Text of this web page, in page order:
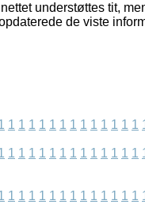
understøttes tit,
de viste
1 1 1 1 1 1 1 1 1 1 1 1 1
1 1 1 1 1 1 1 1 1 1 1 1 1
1 1 1 1 1 1 1 1 1 1 1 1 1